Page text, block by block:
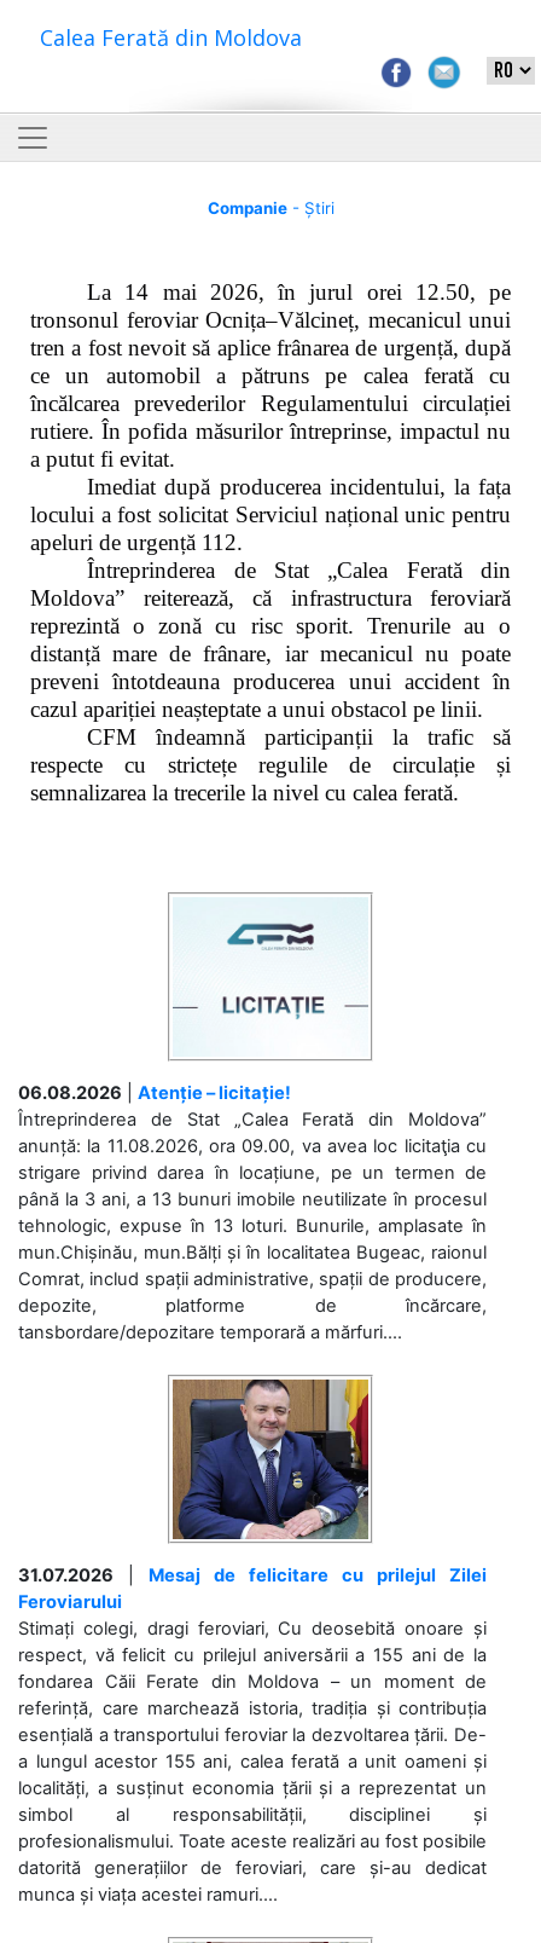
Calea Ferată din Moldova
Companie- Știri
La 14 mai 2026, în jurul orei 12.50, pe
tronsonul feroviar Ocnița–Vălcineț, mecanicul unui
tren a fost nevoit să aplice frânarea de urgență, după
ce un automobil a pătruns pe calea ferată cu
încălcarea prevederilor Regulamentului circulației
rutiere. În pofida măsurilor întreprinse, impactul nu
a putut fi evitat.
Imediat după producerea incidentului, la fața
locului a fost solicitat Serviciul național unic pentru
apeluri de urgență 112.
Întreprinderea de Stat „Calea Ferată din
Moldova” reiterează, că infrastructura feroviară
reprezintă o zonă cu risc sporit. Trenurile au o
distanță mare de frânare, iar mecanicul nu poate
preveni întotdeauna producerea unui accident în
cazul apariției neașteptate a unui obstacol pe linii.
CFM îndeamnă participanții la trafic să
respecte cu strictețe regulile de circulație și
semnalizarea la trecerile la nivel cu calea ferată.
06.08.2026
Atenție – licitație!
Întreprinderea de Stat „Calea Ferată din Moldova”
anunță: la 11.08.2026, ora 09.00, va avea loc licitaţia cu
strigare privind darea în locațiune, pe un termen de
până la 3 ani, a 13 bunuri imobile neutilizate în procesul
tehnologic, expuse în 13 loturi. Bunurile, amplasate în
mun.Chișinău, mun.Bălți și în localitatea Bugeac, raionul
Comrat, includ spații administrative, spații de producere,
depozite, platforme de încărcare,
tansbordare/depozitare temporară a mărfuri....
31.07.2026
Mesaj de felicitare cu prilejul Zilei
Feroviarului
Stimați colegi, dragi feroviari, Cu deosebită onoare și
respect, vă felicit cu prilejul aniversării a 155 ani de la
fondarea Căii Ferate din Moldova – un moment de
referință, care marchează istoria, tradiția și contribuția
esențială a transportului feroviar la dezvoltarea țării. De-
a lungul acestor 155 ani, calea ferată a unit oameni și
localități, a susținut economia țării și a reprezentat un
simbol al responsabilității, disciplinei și
profesionalismului. Toate aceste realizări au fost posibile
datorită generațiilor de feroviari, care și-au dedicat
munca și viața acestei ramuri....